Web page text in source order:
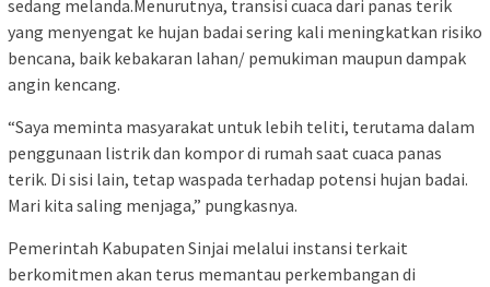
sedang melanda.Menurutnya, transisi cuaca dari panas terik
yang menyengat ke hujan badai sering kali meningkatkan risiko
bencana, baik kebakaran lahan/ pemukiman maupun dampak
angin kencang.
“Saya meminta masyarakat untuk lebih teliti, terutama dalam
penggunaan listrik dan kompor di rumah saat cuaca panas
terik. Di sisi lain, tetap waspada terhadap potensi hujan badai.
Mari kita saling menjaga,” pungkasnya.
Pemerintah Kabupaten Sinjai melalui instansi terkait
berkomitmen akan terus memantau perkembangan di